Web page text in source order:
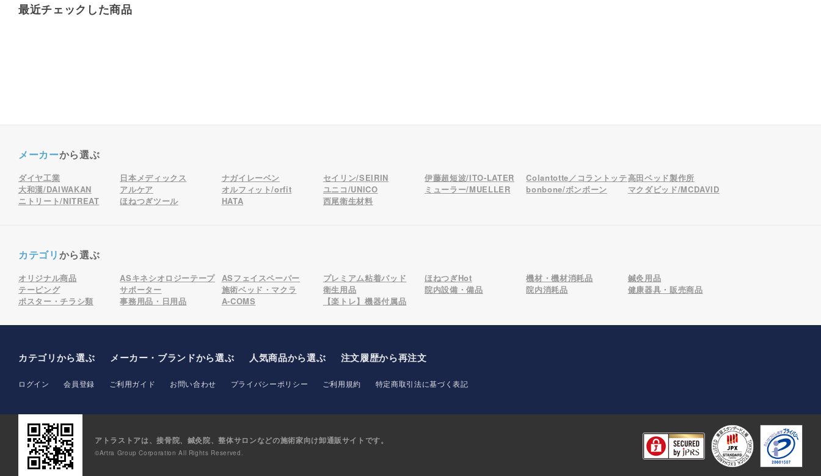
最近チェックした商品
メーカーから選ぶ
ダイヤ工業 日本メディックス ナガイレーベン セイリン/SEIRIN 伊藤超短波/ITO-LATER Colantotte／コラントッテ高田ベッド製作所
大和漢/DAIWAKAN
アルケア オルフィット/orfit ユニコ/UNICO ミューラー/MUELLER bonbone/ボンボーン
マクダビッド/MCDAVID
ニトリート/NITREAT
ほねつぎツール HATA 西尾衛生材料
カテゴリから選ぶ
オリジナル商品 ASキネシオロジーテープ ASフェイスペーパー プレミアム粘着パッド ほねつぎHot 機材・機材消耗品
鍼灸用品
テーピング
サポーター 施術ベッド・マクラ 衛生用品 院内設備・備品 院内消耗品
健康器具・販売商品
ポスター・チラシ類
事務用品・日用品 A-COMS 【楽トレ】機器付属品
カテゴリから選ぶ メーカー ・ブランドから選ぶ 人気商品から選ぶ 注文履歴から再注文
ログイン 会員登録 ご利用ガイド お問い合わせ プライバシーポリシー ご利用規約 特定商取引法に基づく表記
アトラストアは、接骨院、鍼灸院、整体サロンなどの施術家向け卸通販サイトです。
©Artra Group Corporation All Rights Reserved.